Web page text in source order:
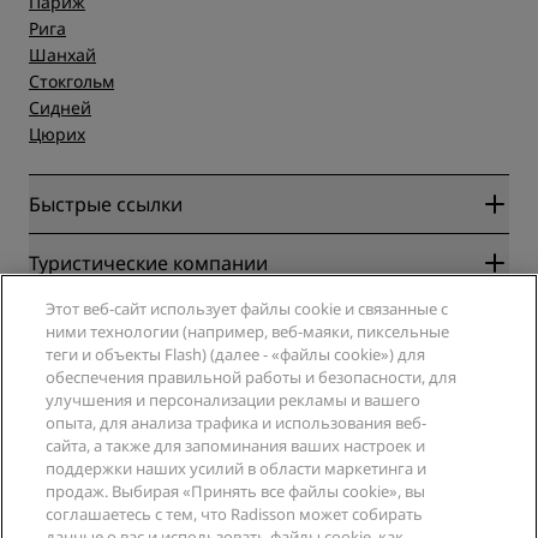
Рига
Шанхай
Стокгольм
Сидней
Цюрих
Быстрые ссылки
Radisson Rewards
Гарантия лучшей цены онлайн
Blog
Направления
Новые и будущие отели
Приложение Radisson Hotels
Отели со статусом Sports Approved
Отели для семейного отдыха
Охрана здоровья и безопасность
Туристические компании
Партнеры
Турагенты
Компания
Radisson Hotel Group
СМИ
Вакансии в RHG
Вакансии в PPHE
Вакансии в EHL
The Club by RHG
Юридическая информация
Центр конфиденциальности
Правовая оговорка
Условия и положения программы Radisson Rewards
Соглашение о пользовании сайтом
Помощь
Уведомления для клиентов
Контактная информация
Социальные сети
Этот веб-сайт использует файлы cookie и связанные с
ними технологии (например, веб-маяки, пиксельные
теги и объекты Flash) (далее - «файлы cookie») для
обеспечения правильной работы и безопасности, для
улучшения и персонализации рекламы и вашего
опыта, для анализа трафика и использования веб-
сайта, а также для запоминания ваших настроек и
поддержки наших усилий в области маркетинга и
продаж. Выбирая «Принять все файлы cookie», вы
соглашаетесь с тем, что Radisson может собирать